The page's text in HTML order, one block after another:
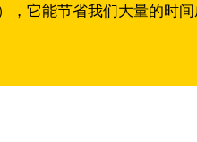
它能节省我们大量的时